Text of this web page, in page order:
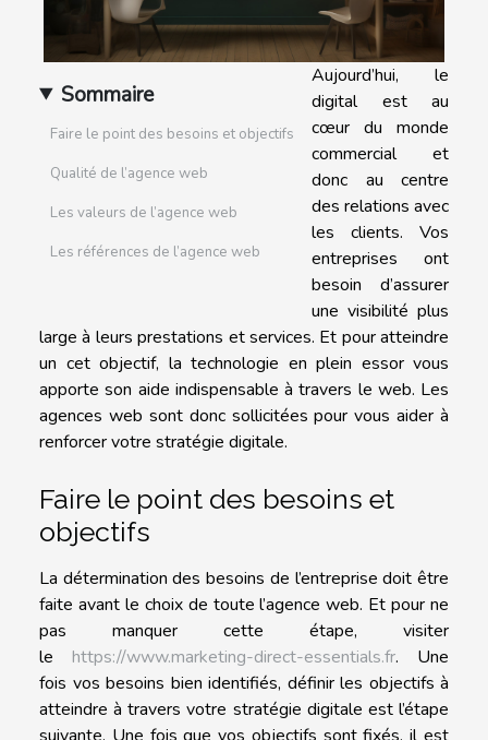
Sommaire
Faire le point des besoins et objectifs
Qualité de l’agence web
Les valeurs de l’agence web
Les références de l’agence web
Aujourd’hui, le
digital est au
cœur du monde
commercial et
donc au centre
des relations avec
les clients. Vos
entreprises ont
besoin d’assurer
une visibilité plus
large à leurs prestations et services. Et pour atteindre
un cet objectif, la technologie en plein essor vous
apporte son aide indispensable à travers le web. Les
agences web sont donc sollicitées pour vous aider à
renforcer votre stratégie digitale.
Faire le point des besoins et
objectifs
La détermination des besoins de l’entreprise doit être
faite avant le choix de toute l’agence web. Et pour ne
pas manquer cette étape, visiter
le https://www.marketing-direct-essentials.fr. Une
fois vos besoins bien identifiés, définir les objectifs à
atteindre à travers votre stratégie digitale est l’étape